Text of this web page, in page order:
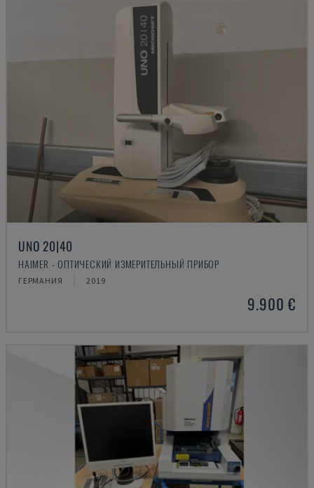
UNO 20|40
HAIMER - ОПТИЧЕСКИЙ ИЗМЕРИТЕЛЬНЫЙ ПРИБОР
ГЕРМАНИЯ 2019
9.900 €